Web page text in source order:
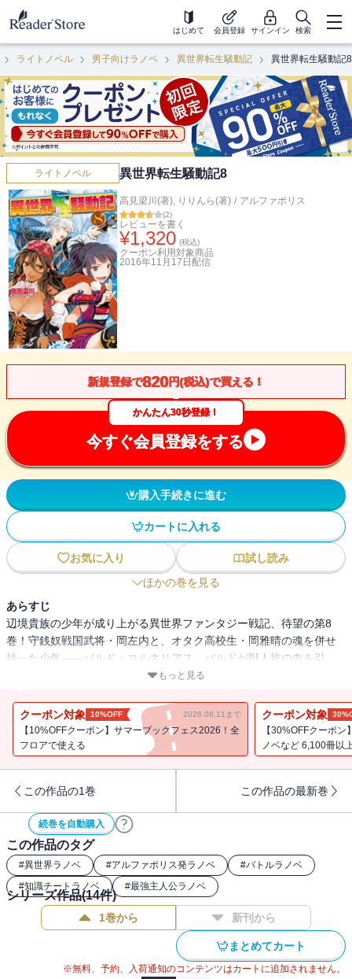
はじめて 会員登録 サインイン 検索
ライトノベル 男子向けラノベ 異世界転生騒動記 異世界転生騒動記8
ライトノベル 異世界転生騒動記8
高見梁川(著), りりんら(著) / アルファポリス
(2)
レビューを書く
¥1,320 (税込)
クーポン利用対象商品
2016年11月17日 配信
新規登録で820円(税込)で買える！
かんたん30秒登録！
今すぐ会員登録をする
購入手続きに進む
カートに入れる
お気に入り
試し読み
ほかの巻を見る
あらすじ
辺境貴族の少年が成り上がる異世界ファンタジー戦記、待望の第8
巻！守銭奴戦国武将・岡左内と、オタク高校生・岡雅晴の魂を併せ
持った少年――バルド・コルネリアス。バルドが獣人族の血を引
き、さらにトリストヴィー平定を目指すと宣言したことで、各勢力
侵攻を開始し、バルドはそれに対抗すべく、自ら艦隊を率いてマル
マラ海を南下する。しかし公国側には、超巨大戦艦「ギガンテ」と
いう切り札が存在していた……。南洋の覇権を懸け、艦隊同士の一
もっと見る
クーポン対象 10%OFF 2026.08.11まで
【10%OFFクーポン】サマーブックフェス2026！全
フロアで使える
クーポン対象
【30%OFFクーポ
ノベなど 6,100冊以
この作品の1巻 この作品の最新巻
続巻を自動購入
この作品のタグ
#異世界ラノベ #アルファポリス発ラノベ #バトルラノベ
#知識チートラノベ #最強主人公ラノベ
シリーズ作品(14件)
1巻から 新刊から
まとめてカート
※無料、予約、入荷通知のコンテンツはカートに追加されません。